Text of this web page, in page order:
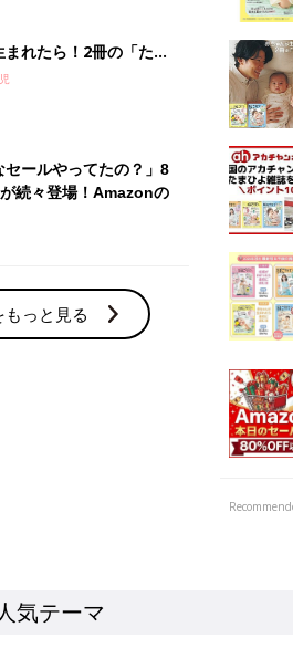
れたら！2冊の「たま
セールやってたの？」8
続々登場！Amazonの
っと見る
気テーマ